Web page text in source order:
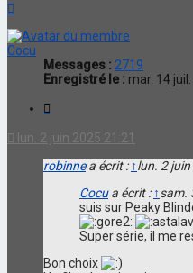
Cocu
Messages : 2719
Enregistré le : mar. 14
lun. 2 juin 2025 21:21
robinnea écrit : ↑lun. 2
Cocua écrit : ↑sam.
suis sur Peaky
Super série, il me
Bon choix